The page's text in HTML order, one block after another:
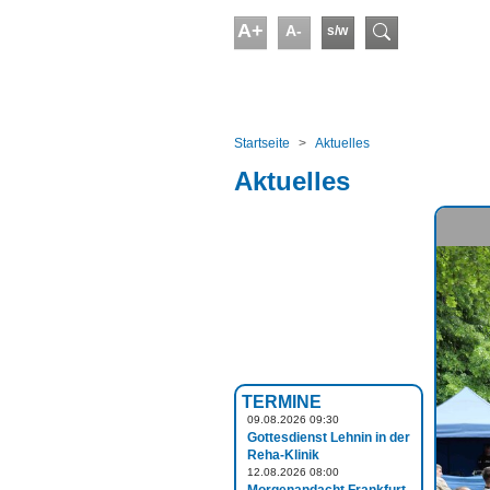
A+ A- s/w
Startseite
Aktuelles
Aktuelles
TERMINE
09.08.2026 09:30
Gottesdienst Lehnin in der
Reha-Klinik
12.08.2026 08:00